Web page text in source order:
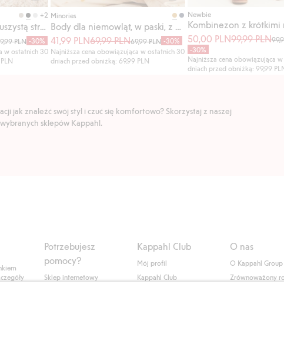
Kup
+2
Spodnie dresowe z puszystą stroną wewnętrzną
PLN -30%
w ostatnich 30
Kup
Minories
Body dla niemowląt, w paski, z krótkimi rękawami
41,99 PLN69,99 PLN69,99 PLN -30%
Najniższa cena obowiązująca w ostatnich 30
dniach przed obniżką: 69,99 PLN
Newbie
50,00 PLN99,99 PLN
-30%
Najniższa cena obowiązująca
dniach przed obniżką: 99,99
jak znaleźć swój styl i czuć się komfortowo? Skorzystaj z naszej
sklepów Kappahl.
Potrzebujesz
pomocy?
Sklep internetowy
Kappahl Club
Mój profil
Kappahl Club
O nas
O Kappahl Group
Zrównoważony